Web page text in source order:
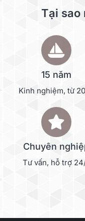
Tại sao
15 năm
Kinh nghiệm, từ
Chuyên
Tư vấn, hỗ trợ